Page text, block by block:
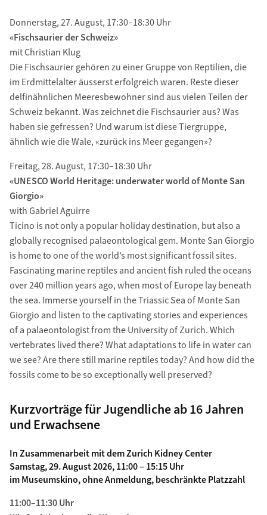
Donnerstag, 27. August, 17:30–18:30 Uhr
«Fischsaurier der Schweiz»
mit Christian Klug
Die Fischsaurier gehören zu einer Gruppe von Reptilien, die
im Erdmittelalter äusserst erfolgreich waren. Reste dieser
delfinähnlichen Meeresbewohner sind aus vielen Teilen der
Schweiz bekannt. Was zeichnet die Fischsaurier aus? Was
haben sie gefressen? Und warum ist diese Tiergruppe,
ähnlich wie die Wale, «zurück ins Meer gegangen»?
Freitag, 28. August, 17:30–18:30 Uhr
«UNESCO World Heritage: underwater world of Monte San
Giorgio»
with Gabriel Aguirre
Ticino is not only a popular holiday destination, but also a
globally recognised palaeontological gem. Monte San Giorgio
is home to one of the world’s most significant fossil sites.
Fascinating marine reptiles and ancient fish ruled the oceans
over 240 million years ago, when most of Europe lay beneath
the sea. Immerse yourself in the Triassic Sea of Monte San
Giorgio and listen to the captivating stories and experiences
of a palaeontologist from the University of Zurich. Which
vertebrates lived there? What adaptations to life in water can
we see? Are there still marine reptiles today? And how did the
fossils come to be so exceptionally well preserved?
Kurzvorträge für Jugendliche ab 16 Jahren
und Erwachsene
In Zusammenarbeit mit dem Zurich Kidney Center
Samstag, 29. August 2026, 11:00 – 15:15 Uhr
im Museumskino, ohne Anmeldung, beschränkte Platzzahl
11:00–11:30 Uhr